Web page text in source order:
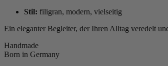
Stil: filigran, modern, vielseitig
Ein eleganter Begleiter, der Ihren Alltag veredelt
Handmade
Born in Germany